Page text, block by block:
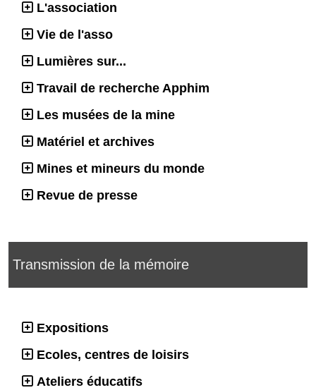
L'association
Vie de l'asso
Lumières sur...
Travail de recherche Apphim
Les musées de la mine
Matériel et archives
Mines et mineurs du monde
Revue de presse
Transmission de la mémoire
Expositions
Ecoles, centres de loisirs
Ateliers éducatifs